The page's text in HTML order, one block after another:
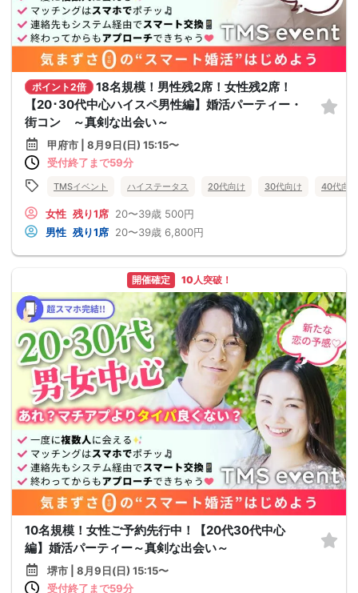
ポイント2倍
18名規模！男性残2席！女性残2席！
【20･30代中心ハイスペ男性編】婚活パーティー・
街コン ～真剣な出会い～
甲府市 | 8月9日(日) 15:15〜
受付終了まで59分
TMSイベント ハイステータス 20代向け 30代向け 40代向け
女性 残り1席 20〜39歳 500円
男性 残り1席 20〜39歳 6,800円
開催確定 10人突破！
10名規模！女性ご予約先行中！【20代30代中心
編】婚活パーティー～真剣な出会い～
堺市 | 8月9日(日) 15:15〜
受付終了まで59分